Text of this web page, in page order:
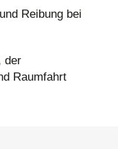
Reibung bei
der
Raumfahrt